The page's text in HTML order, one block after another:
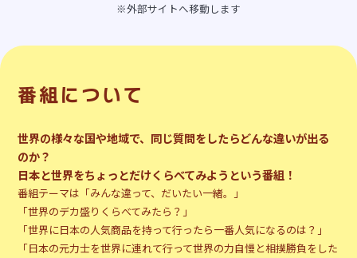
※外部サイトへ移動します
番組について
世界の様々な国や地域で、同じ質問をしたらどんな違いが出る
のか？
日本と世界をちょっとだけくらべてみようという番組！
番組テーマは「みんな違って、だいたい一緒。」
「世界のデカ盛りくらべてみたら？」
「世界に日本の人気商品を持って行ったら一番人気になるのは？」
「日本の元力士を世界に連れて行って世界の力自慢と相撲勝負をした